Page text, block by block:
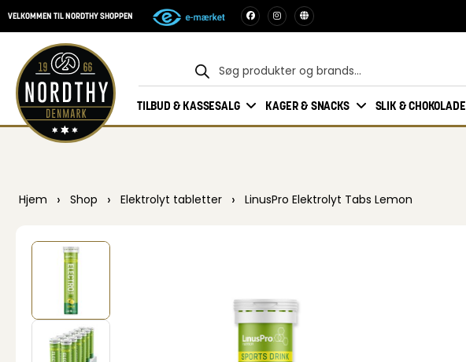
VELKOMMEN TIL NORDTHY SHOPPEN
TILBUD & KASSESALG KAGER & SNACKS SLIK & CHOKOLADE
Hjem › Shop › Elektrolyt tabletter › LinusPro Elektrolyt Tabs Lemon